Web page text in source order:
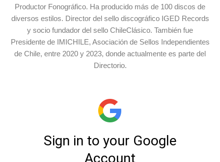
Productor Fonográfico. Ha producido más de 100 discos de
diversos estilos. Director del sello discográfico IGED Records
y socio fundador del sello ChileClásico. También fue
Presidente de IMICHILE, Asociación de Sellos Independientes
de Chile, entre 2020 y 2023, donde actualmente es parte del
Directorio.